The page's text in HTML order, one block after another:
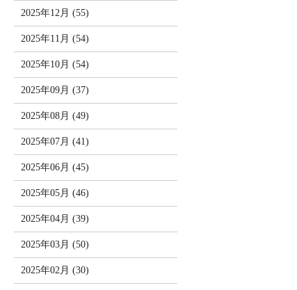
2025年12月 (55)
2025年11月 (54)
2025年10月 (54)
2025年09月 (37)
2025年08月 (49)
2025年07月 (41)
2025年06月 (45)
2025年05月 (46)
2025年04月 (39)
2025年03月 (50)
2025年02月 (30)